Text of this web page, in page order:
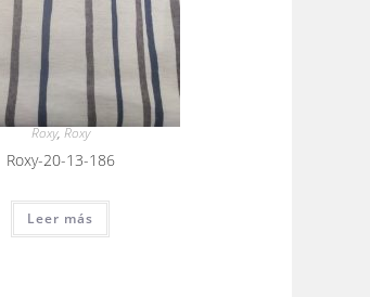
Roxy,Roxy
Roxy-20-13-186
Leer más